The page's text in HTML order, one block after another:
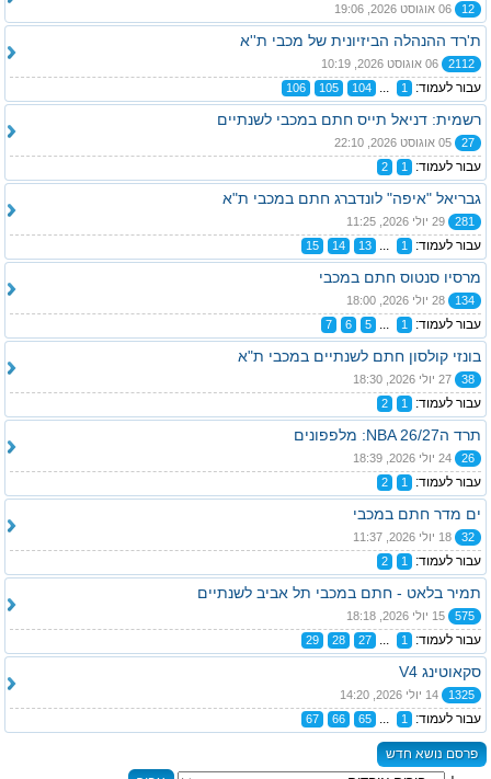
12
ת'רד ההנהלה הביזיונית של מכבי ת''א
2112
עבור לעמוד: 1
...
104
105
106
רשמית: דניאל תייס חתם במכבי לשנתיים
27
עבור לעמוד: 1
2
גבריאל "איפה" לונדברג חתם במכבי ת"א
281
עבור לעמוד: 1
...
13
14
15
מרסיו סנטוס חתם במכבי
134
עבור לעמוד: 1
...
5
6
7
בונזי קולסון חתם לשנתיים במכבי ת"א
38
עבור לעמוד: 1
2
תרד הNBA 26/27: מלפפונים
26
עבור לעמוד: 1
2
ים מדר חתם במכבי
32
עבור לעמוד: 1
2
תמיר בלאט - חתם במכבי תל אביב לשנתיים
575
עבור לעמוד: 1
...
27
28
29
סקאוטינג V4
1325
עבור לעמוד: 1
...
65
66
67
פרסם נושא חדש